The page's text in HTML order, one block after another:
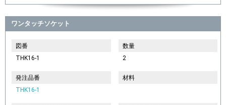
ワンタッチソケット
図番
THK16-1
数量
2
発注品番
THK16-1
材料